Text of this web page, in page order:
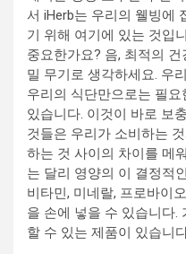
서 iHerb는 우리의 웰빙에
기 위해 여기에 있는 것입
중요한가요? 음, 최적의
밀 무기로 생각하세요. 우
우리의 식단만으로는 필
있습니다. 이것이 바로 보
것들은 우리가 소비하는
하는 것 사이의 차이를 메
는 달리 영양의 이 결정적
비타민, 미네랄, 프로바이
을 손에 넣을 수 있습니다.
할 수 있는 제품이 있습니